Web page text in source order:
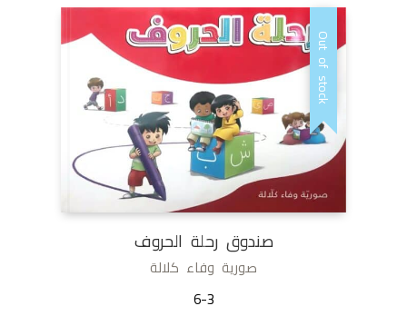
Out of stock
صندوق رحلة الحروف
صورية وفاء كلالة
6-3